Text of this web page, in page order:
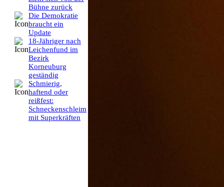
Bühne zurück
Die Demokratie
braucht ein
Update
18-Jähriger nach
Leichenfund im
Bezirk
Korneuburg
geständig
Schmierig,
haftend oder
reißfest:
Schneckenschleim
mit Superkräften